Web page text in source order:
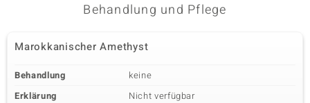
Behandlung und Pflege
Marokkanischer Amethyst
Behandlung
keine
Erklärung
Nicht verfügbar